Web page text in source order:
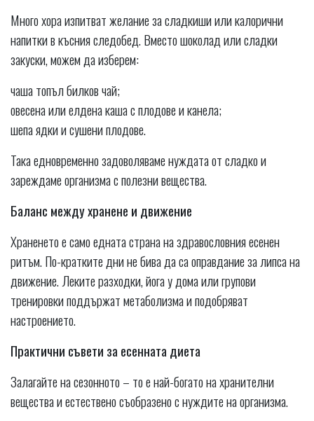
Много хора изпитват желание за сладкиши или калорични
напитки в късния следобед. Вместо шоколад или сладки
закуски, можем да изберем:
чаша топъл билков чай;
овесена или елдена каша с плодове и канела;
шепа ядки и сушени плодове.
Така едновременно задоволяваме нуждата от сладко и
зареждаме организма с полезни вещества.
Баланс между хранене и движение
Храненето е само едната страна на здравословния есенен
ритъм. По-кратките дни не бива да са оправдание за липса на
движение. Леките разходки, йога у дома или групови
тренировки поддържат метаболизма и подобряват
настроението.
Практични съвети за есенната диета
Залагайте на сезонното – то е най-богато на хранителни
вещества и естествено съобразено с нуждите на организма.